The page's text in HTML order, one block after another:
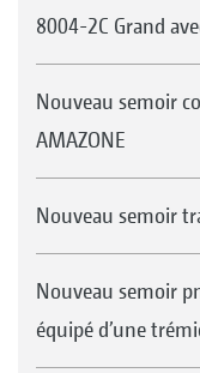
8004-2C Grand
Nouveau semoir
AMAZONE
Nouveau semoir
Nouveau semoir
équipé d’une